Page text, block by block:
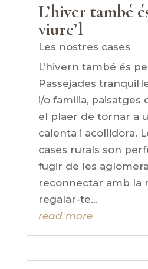
L’hiver també
viure’l
Les nostres cases
L’hivern també és
Passejades
i/o familia, paisatges
el plaer de tornar a
calenta i acollidora.
cases rurals son
fugir de les
reconnectar amb la
regalar-te...
read more